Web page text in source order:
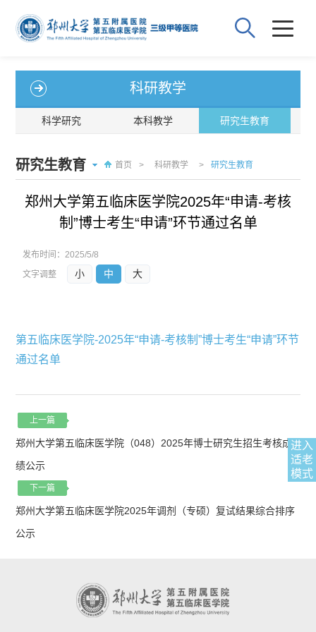
进入
适老
模式
科研教学
科学研究 本科教学 研究生教育
研究生教育 首页 > 科研教学 > 研究生教育
郑州大学第五临床医学院2025年“申请-考核
制”博士考生“申请”环节通过名单
发布时间：2025/5/8
文字调整
小 中 大
第五临床医学院-2025年“申请-考核制”博士考生“申请”环节
通过名单
上一篇
郑州大学第五临床医学院（048）2025年博士研究生招生考核成
绩公示
下一篇
郑州大学第五临床医学院2025年调剂（专硕）复试结果综合排序
公示